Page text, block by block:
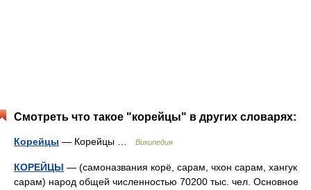
Смотреть что такое "корейцы" в других словарях:
Корейцы — Корейцы … Википедия
КОРЕЙЦЫ — (самоназвания корё, сарам, чхон сарам, хангук
сарам) народ общей численностью 70200 тыс. чел. Основное